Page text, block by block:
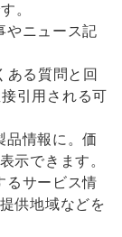
。
やニュース記
ある質問と回
引用される可
品情報に。価
示できます。
るサービス情
供地域などを